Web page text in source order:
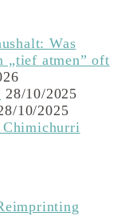
Was
atmen” oft
28/10/2025
10/2025